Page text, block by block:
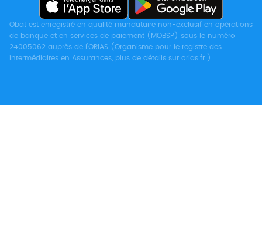
Obat est enregistré en qualité mandataire non-exclusif en opérations
de banque et en services de paiement (MOBSP) sous le numéro
24005062 auprès de l’ORIAS (Organisme pour le registre des
intermédiaires en Assurances, plus de détails sur orias.fr ).